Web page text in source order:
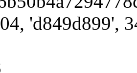
'd849d899',